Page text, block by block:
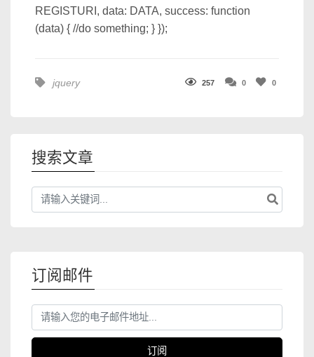
REGISTURI, data: DATA, success: function
(data) { //do something; } });
jquery 257 0 0
搜索文章
订阅邮件
订阅